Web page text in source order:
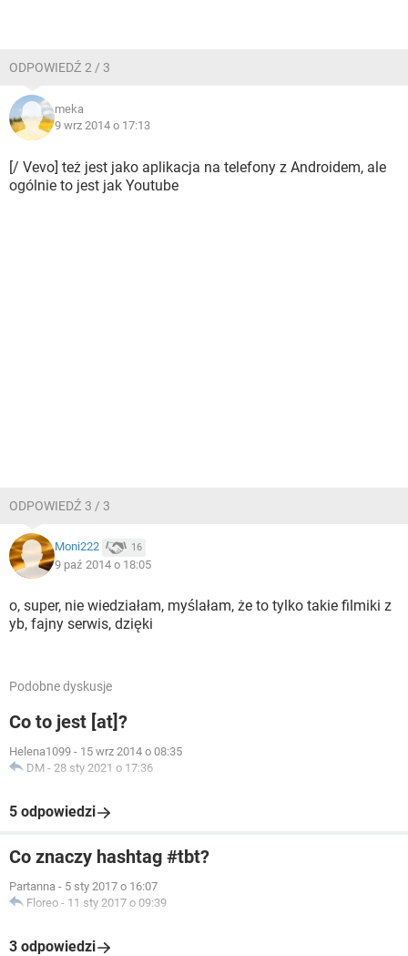
ODPOWIEDŹ 2 / 3
meka
9 wrz 2014 o 17:13
[/ Vevo] też jest jako aplikacja na telefony z Androidem, ale
ogólnie to jest jak Youtube
ODPOWIEDŹ 3 / 3
Moni222 16
9 paź 2014 o 18:05
o, super, nie wiedziałam, myślałam, że to tylko takie filmiki z
yb, fajny serwis, dzięki
Podobne dyskusje
Co to jest [at]?
Helena1099 - 15 wrz 2014 o 08:35
DM - 28 sty 2021 o 17:36
5 odpowiedzi
Co znaczy hashtag #tbt?
Partanna - 5 sty 2017 o 16:07
Floreo - 11 sty 2017 o 09:39
3 odpowiedzi